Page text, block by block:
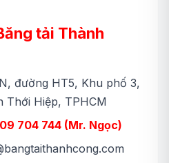
tải Thành
đường HT5, Khu phố 3,
Thới Hiệp, TPHCM
704 744 (Mr. Ngọc)